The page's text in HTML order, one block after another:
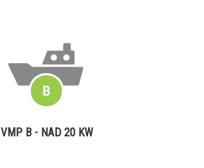
VMP B - NAD 20 KW